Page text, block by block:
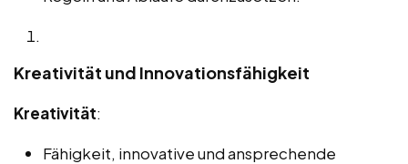
Kreativität und Innovationsfähigkeit
Kreativität:
Fähigkeit, innovative und ansprechende